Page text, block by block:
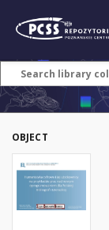
OBJECT